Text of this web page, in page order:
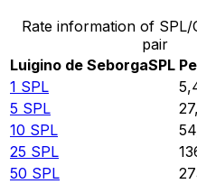
Rate information of
pair
Luigino de SeborgaSPL
1 SPL
5 SPL
10 SPL
25 SPL
50 SPL